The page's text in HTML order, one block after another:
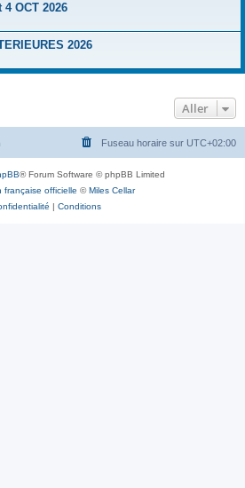
4 OCT 2026
2026
Aller
Fuseau horaire sur UTC+02:00
® Forum Software © phpBB Limited
française officielle ©Miles Cellar
| Conditions